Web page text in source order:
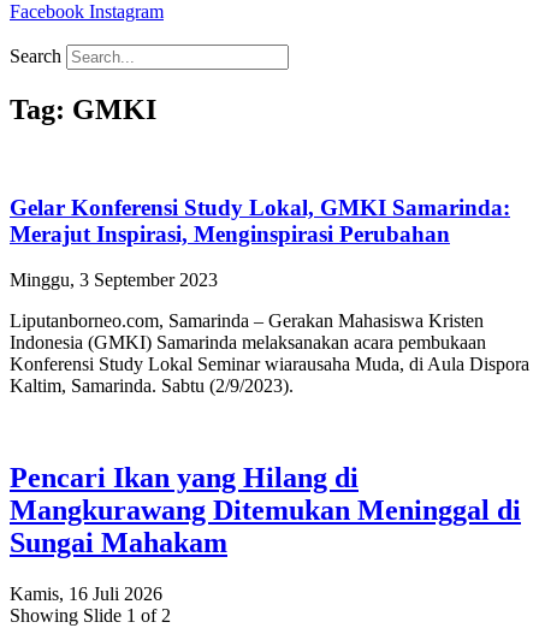
Facebook Instagram
Search
Tag: GMKI
Gelar Konferensi Study Lokal, GMKI Samarinda:
Merajut Inspirasi, Menginspirasi Perubahan
Minggu, 3 September 2023
Liputanborneo.com, Samarinda – Gerakan Mahasiswa Kristen
Indonesia (GMKI) Samarinda melaksanakan acara pembukaan
Konferensi Study Lokal Seminar wiarausaha Muda, di Aula Dispora
Kaltim, Samarinda. Sabtu (2/9/2023).
Pencari Ikan yang Hilang di
Mangkurawang Ditemukan Meninggal di
Sungai Mahakam
Kamis, 16 Juli 2026
Showing Slide 1 of 2